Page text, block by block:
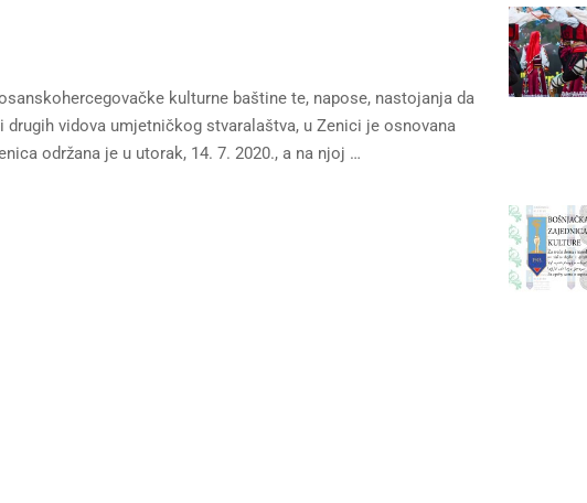
kulturne baštine te, napose, nastojanja da
vidova umjetničkog stvaralaštva, u Zenici je osnovana
održana je u utorak, 14. 7. 2020., a na njoj …